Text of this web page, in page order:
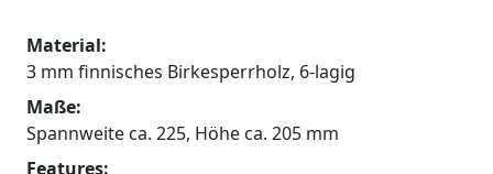
Material:
3 mm finnisches Birkesperrholz, 6-lagig
Maße:
Spannweite ca. 225, Höhe ca. 205 mm
Features: